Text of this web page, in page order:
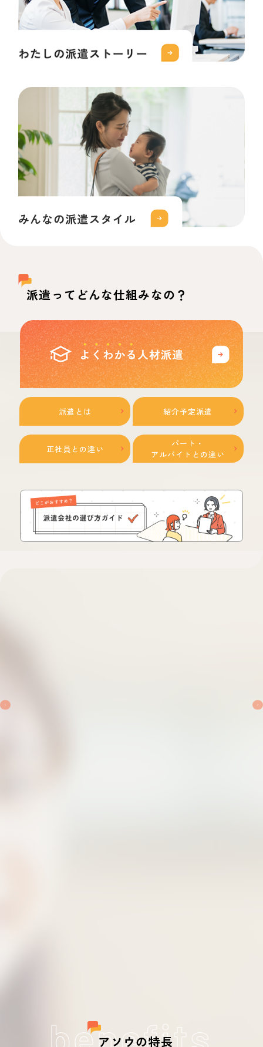
派遣ってどんな仕組みなの？
派遣とは 紹介予定派遣
正社員との違い
パート・
アルバイトとの違い
アソウの特長
benefits